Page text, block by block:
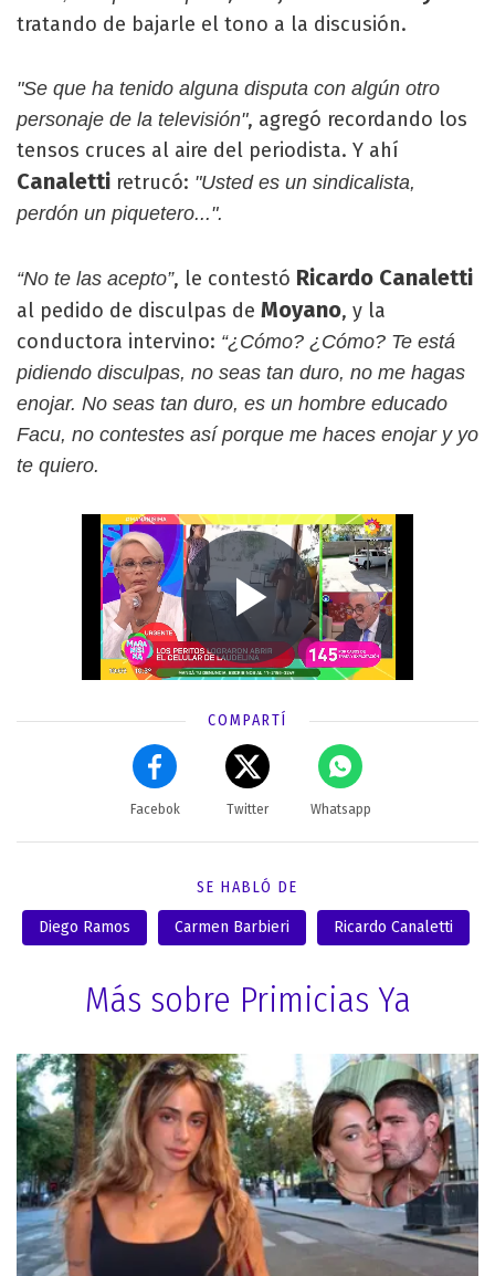
tratando de bajarle el tono a la discusión.
"Se que ha tenido alguna disputa con algún otro
personaje de la televisión", agregó recordando los
tensos cruces al aire del periodista. Y ahí
Canaletti retrucó: "Usted es un sindicalista,
perdón un piquetero...".
“No te las acepto”, le contestó Ricardo Canaletti
al pedido de disculpas de Moyano, y la
conductora intervino: “¿Cómo? ¿Cómo? Te está
pidiendo disculpas, no seas tan duro, no me hagas
enojar. No seas tan duro, es un hombre educado
Facu, no contestes así porque me haces enojar y yo
te quiero.
COMPARTÍ
Facebok Twitter Whatsapp
SE HABLÓ DE
Diego Ramos Carmen Barbieri Ricardo Canaletti
Más sobre Primicias Ya